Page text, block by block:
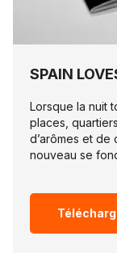
SPAIN
Lorsque la nuit
places,
d’arômes et de
nouveau se